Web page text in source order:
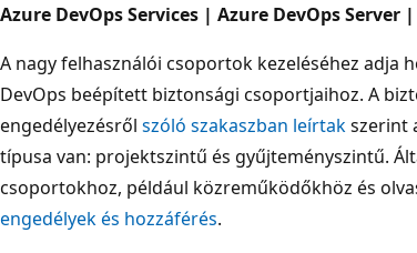
Azure DevOps Services | Azure DevOps Server
A nagy felhasználói csoportok kezeléséhez adja
DevOps beépített biztonsági csoportjaihoz. A
engedélyezésről szóló szakaszban leírtakszerint
típusa van: projektszintű és gyűjteményszintű.
csoportokhoz, például közreműködőkhöz és
engedélyek és hozzáférés.